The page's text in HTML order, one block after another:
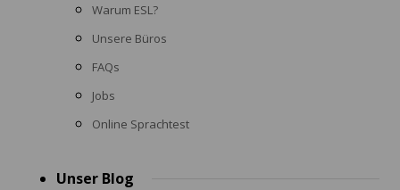
Warum ESL?
Unsere Büros
FAQs
Jobs
Online Sprachtest
Unser Blog